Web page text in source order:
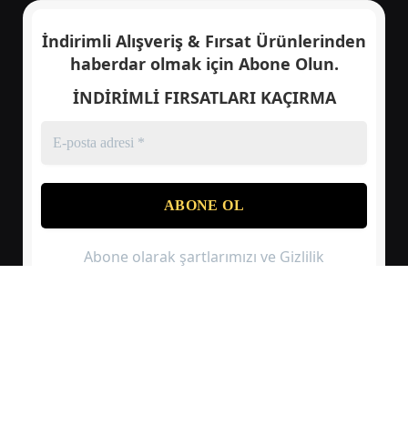
İndirimli Alışveriş & Fırsat Ürünlerinden
haberdar olmak için Abone Olun.
İNDİRİMLİ FIRSATLARI KAÇIRMA
Abone olarak şartlarımızı ve Gizlilik